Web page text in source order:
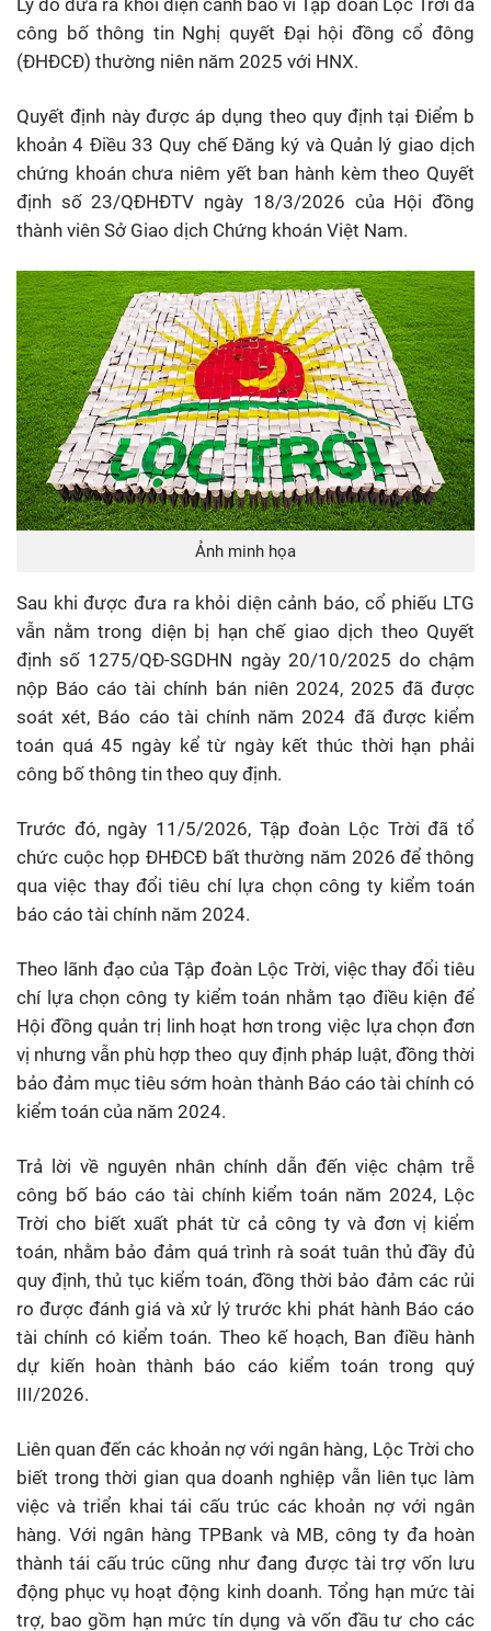
công bố thông tin Nghị quyết Đại hội đồng cổ đông
(ĐHĐCĐ) thường niên năm 2025 với HNX.
Quyết định này được áp dụng theo quy định tại Điểm b
khoản 4 Điều 33 Quy chế Đăng ký và Quản lý giao dịch
chứng khoán chưa niêm yết ban hành kèm theo Quyết
định số 23/QÐHĐTV ngày 18/3/2026 của Hội đồng
thành viên Sở Giao dịch Chứng khoán Việt Nam.
Ảnh minh họa
Sau khi được đưa ra khỏi diện cảnh báo, cổ phiếu LTG
vẫn nằm trong diện bị hạn chế giao dịch theo Quyết
định số 1275/QĐ-SGDHN ngày 20/10/2025 do chậm
nộp Báo cáo tài chính bán niên 2024, 2025 đã được
soát xét, Báo cáo tài chính năm 2024 đã được kiểm
toán quá 45 ngày kể từ ngày kết thúc thời hạn phải
công bố thông tin theo quy định.
Trước đó, ngày 11/5/2026, Tập đoàn Lộc Trời đã tổ
chức cuộc họp ĐHĐCĐ bất thường năm 2026 để thông
qua việc thay đổi tiêu chí lựa chọn công ty kiểm toán
báo cáo tài chính năm 2024.
Theo lãnh đạo của Tập đoàn Lộc Trời, việc thay đổi tiêu
chí lựa chọn công ty kiểm toán nhằm tạo điều kiện để
Hội đồng quản trị linh hoạt hơn trong việc lựa chọn đơn
vị nhưng vẫn phù hợp theo quy định pháp luật, đồng thời
bảo đảm mục tiêu sớm hoàn thành Báo cáo tài chính có
kiểm toán của năm 2024.
Trả lời về nguyên nhân chính dẫn đến việc chậm trễ
công bố báo cáo tài chính kiểm toán năm 2024, Lộc
Trời cho biết xuất phát từ cả công ty và đơn vị kiểm
toán, nhằm bảo đảm quá trình rà soát tuân thủ đầy đủ
quy định, thủ tục kiểm toán, đồng thời bảo đảm các rủi
ro được đánh giá và xử lý trước khi phát hành Báo cáo
tài chính có kiểm toán. Theo kế hoạch, Ban điều hành
dự kiến hoàn thành báo cáo kiểm toán trong quý
III/2026.
Liên quan đến các khoản nợ với ngân hàng, Lộc Trời cho
biết trong thời gian qua doanh nghiệp vẫn liên tục làm
việc và triển khai tái cấu trúc các khoản nợ với ngân
hàng. Với ngân hàng TPBank và MB, công ty đa hoàn
thành tái cấu trúc cũng như đang được tài trợ vốn lưu
động phục vụ hoạt động kinh doanh. Tổng hạn mức tài
trợ, bao gồm hạn mức tín dụng và vốn đầu tư cho các